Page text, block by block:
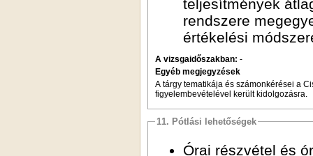
teljesítmények átlaga adja. A végső érdemjegy kialakításának értékelési
rendszere megegyezik a zárthelyi dolgozat és a gyakorlati feladat
értékelési
A vizsgaidőszakban: -
Egyéb megjegyzések
A tárgy tematikája és számonkérései a
figyelembevételével került kidolgozásra.
11. Pótlási lehetőségek
Órai részvétel és órai ellenőrzések: A laboratóriumi órán való részvétel